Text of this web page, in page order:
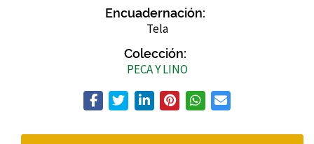
Encuadernación:
Tela
Colección:
PECA Y LINO